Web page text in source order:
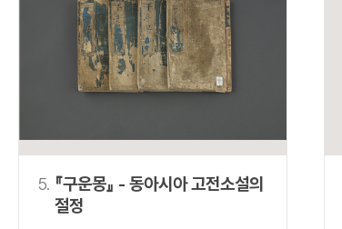
5. 『구운몽』 - 동아시아 고전소설의
절정